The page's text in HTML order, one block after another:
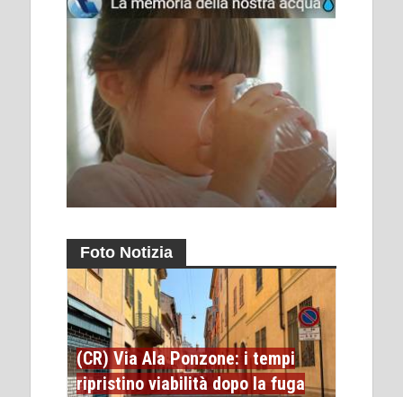
Foto Notizia
(CR) Via Ala Ponzone: i tempi
ripristino viabilità dopo la fuga